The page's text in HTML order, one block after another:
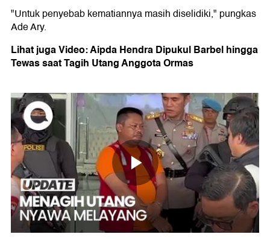
"Untuk penyebab kematiannya masih diselidiki," pungkas
Ade Ary.
Lihat juga Video: Aipda Hendra Dipukul Barbel hingga
Tewas saat Tagih Utang Anggota Ormas